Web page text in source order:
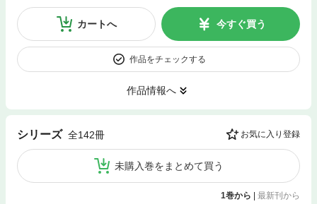
カートへ 今すぐ買う
作品をチェックする
作品情報へ
シリーズ 全142冊 お気に入り登録
未購入巻をまとめて買う
1巻から | 最新刊から